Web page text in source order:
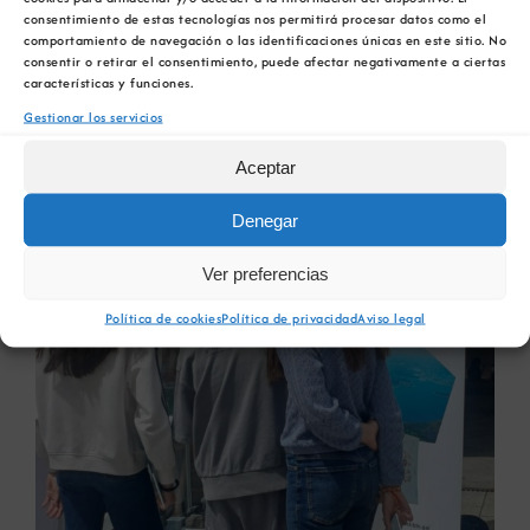
consentimiento de estas tecnologías nos permitirá procesar datos como el
comportamiento de navegación o las identificaciones únicas en este sitio. No
consentir o retirar el consentimiento, puede afectar negativamente a ciertas
características y funciones.
Gestionar los servicios
Aceptar
Denegar
Ver preferencias
Política de cookiesPolítica de privacidadAviso legal
la sociedad.